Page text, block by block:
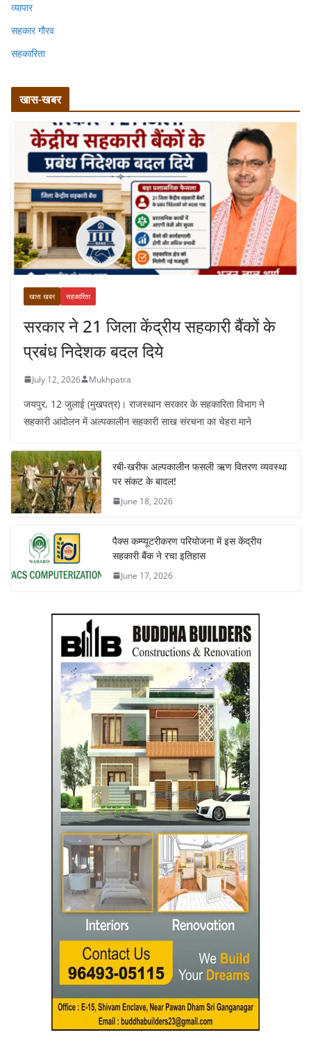
व्यापार
सहकार गौरव
सहकारिता
खास-खबर
खास खबर सहकारिता
सरकार ने 21 जिला केंद्रीय सहकारी बैंकों के
प्रबंध निदेशक बदल दिये
July 12, 2026 Mukhpatra
जयपुर, 12 जुलाई (मुखपत्र)। राजस्थान सरकार के सहकारिता विभाग ने
सहकारी आंदोलन में अल्पकालीन सहकारी साख संरचना का चेहरा माने
रबी-खरीफ अल्पकालीन फसली ऋण वितरण व्यवस्था
पर संकट के बादल!
June 18, 2026
पैक्स कम्प्यूटरीकरण परियोजना में इस केंद्रीय
सहकारी बैंक ने रचा इतिहास
June 17, 2026